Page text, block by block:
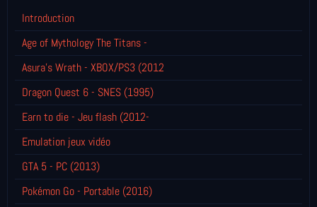
Introduction
Age of Mythology The Titans -
Asura's Wrath - XBOX/PS3 (2012
Dragon Quest 6 - SNES (1995)
Earn to die - Jeu flash (2012-
Emulation jeux vidéo
GTA 5 - PC (2013)
Pokémon Go - Portable (2016)